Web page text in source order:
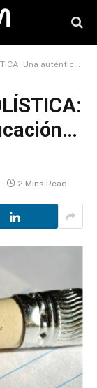
real educación… ¡Urgente!
2 Mins Read